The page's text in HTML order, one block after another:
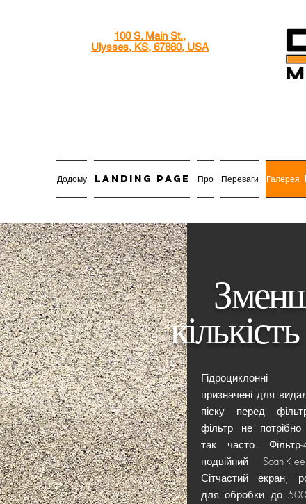
100 S. Main St.,
Ulysses, KS, 67880, USA
Додому Landing Page Про Переваги
Гідроциклонні
призначені для
піску перед
фільтр не
так часто. Фільтр-
подвійний Scan-
Сітчастий екран,
для обробки до